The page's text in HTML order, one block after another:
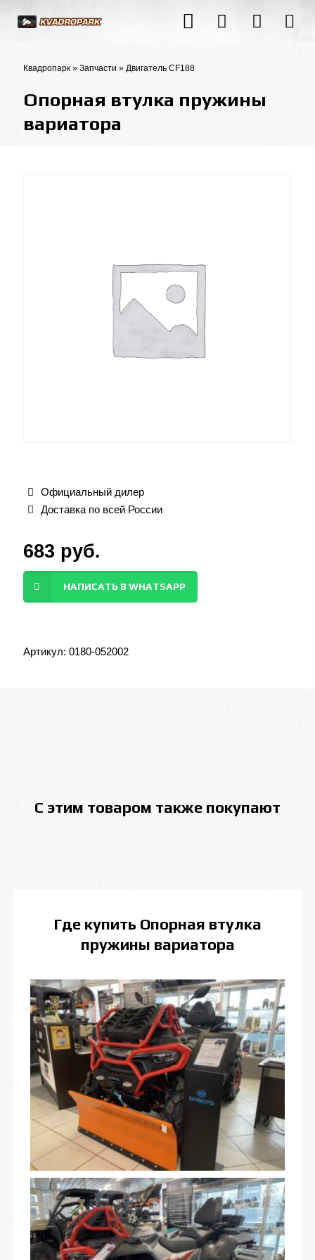
Квадропарк » Запчасти » Двигатель CF188
Опорная втулка пружины
вариатора
Официальный дилер
Доставка по всей России
683 руб.
НАПИСАТЬ В WHATSAPP
Артикул: 0180-052002
С этим товаром также покупают
Где купить Опорная втулка
пружины вариатора